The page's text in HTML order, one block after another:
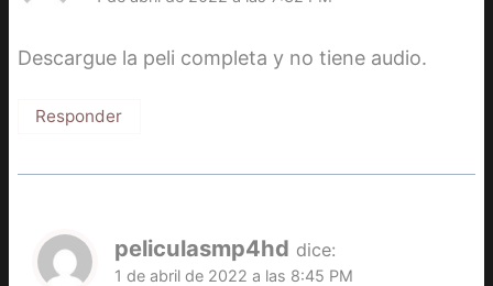
Descargue la peli completa y no tiene audio.
Responder
peliculasmp4hd dice:
1 de abril de 2022 a las 8:45 PM